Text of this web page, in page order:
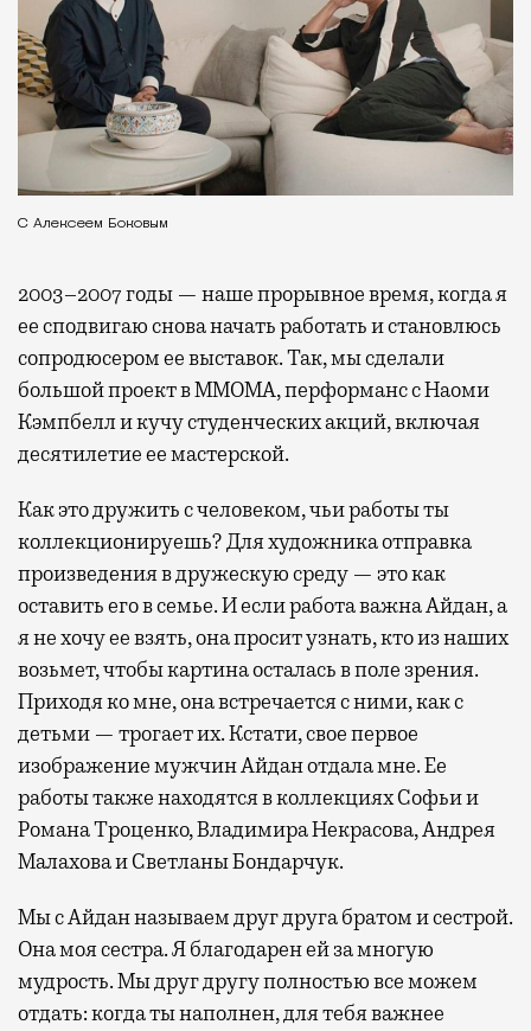
С Алексеем Боковым
2003–2007 годы — наше прорывное время, когда я
ее сподвигаю снова начать работать и становлюсь
сопродюсером ее выставок. Так, мы сделали
большой проект в MМOMA, перформанс с Наоми
Кэмпбелл и кучу студенческих акций, включая
десятилетие ее мастерской.
Как это дружить с человеком, чьи работы ты
коллекционируешь? Для художника отправка
произведения в дружескую среду — это как
оставить его в семье. И если работа важна Айдан, а
я не хочу ее взять, она просит узнать, кто из наших
возьмет, чтобы картина осталась в поле зрения.
Приходя ко мне, она встречается с ними, как с
детьми — трогает их. Кстати, свое первое
изображение мужчин Айдан отдала мне. Ее
работы также находятся в коллекциях Софьи и
Романа Троценко, Владимира Некрасова, Андрея
Малахова и Светланы Бондарчук.
Мы с Айдан называем друг друга братом и сестрой.
Она моя сестра. Я благодарен ей за многую
мудрость. Мы друг другу полностью все можем
отдать: когда ты наполнен, для тебя важнее